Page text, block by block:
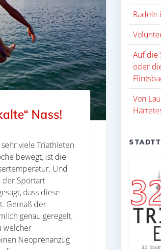
Nass!
viele Triathleten
bewegt, ist die
Und
der Sportart
dass diese
Gemäß der
genau geregelt,
welcher
Neoprenanzug
Radeln
Auf die
oder
Von
32.